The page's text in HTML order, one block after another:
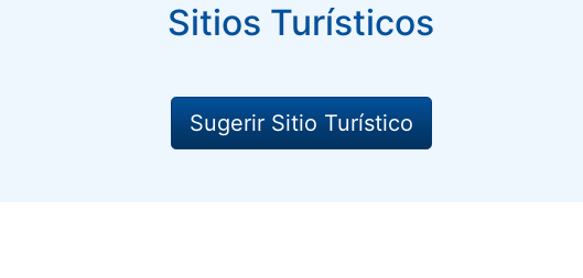
Sitios Turísticos
Sugerir Sitio Turístico